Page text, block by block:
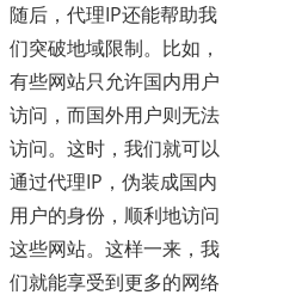
随后，代理IP还能帮助我
们突破地域限制。比如，
有些网站只允许国内用户
访问，而国外用户则无法
访问。这时，我们就可以
通过代理IP，伪装成国内
用户的身份，顺利地访问
这些网站。这样一来，我
们就能享受到更多的网络